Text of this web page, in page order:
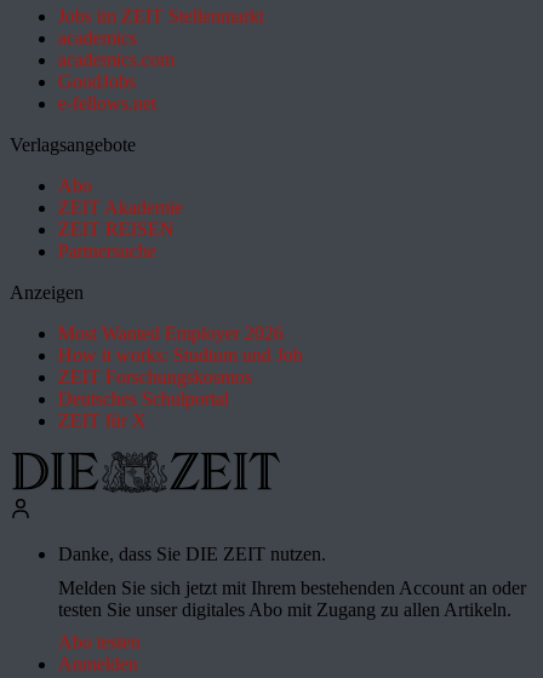
Jobs im ZEIT Stellenmarkt
academics
academics.com
GoodJobs
e-fellows.net
Verlagsangebote
Abo
ZEIT Akademie
ZEIT REISEN
Partnersuche
Anzeigen
Most Wanted Employer 2026
How it works: Studium und Job
ZEIT Forschungskosmos
Deutsches Schulportal
ZEIT für X
Danke, dass Sie DIE ZEIT nutzen.
Melden Sie sich jetzt mit Ihrem bestehenden Account an oder
testen Sie unser digitales Abo mit Zugang zu allen Artikeln.
Abo testen
Anmelden